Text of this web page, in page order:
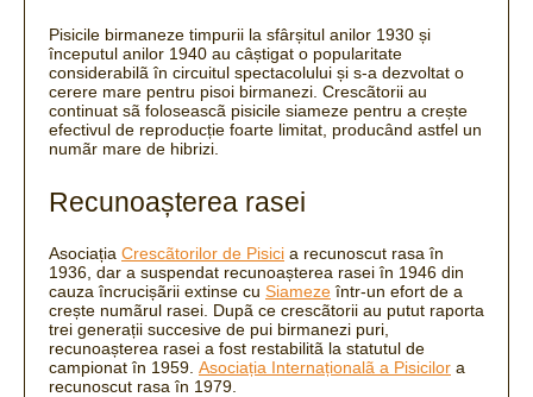
Pisicile birmaneze timpurii la sfârșitul anilor 1930 și
începutul anilor 1940 au câștigat o popularitate
considerabilã în circuitul spectacolului și s-a dezvoltat o
cerere mare pentru pisoi birmanezi. Crescãtorii au
continuat sã foloseascã pisicile siameze pentru a crește
efectivul de reproducție foarte limitat, producând astfel un
numãr mare de hibrizi.
Recunoașterea rasei
Asociația Crescãtorilor de Pisici a recunoscut rasa în
1936, dar a suspendat recunoașterea rasei în 1946 din
cauza încrucișãrii extinse cu Siamezeîntr-un efort de a
crește numãrul rasei. Dupã ce crescãtorii au putut raporta
trei generații succesive de pui birmanezi puri,
recunoașterea rasei a fost restabilitã la statutul de
campionat în 1959. Asociația Internaționalã a Pisicilor a
recunoscut rasa în 1979.